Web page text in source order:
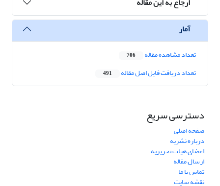
آمار
تعداد مشاهده مقاله 706
تعداد دریافت فایل اصل مقاله 491
دسترسی سریع
صفحه اصلی
درباره نشریه
اعضای هیات تحریریه
ارسال مقاله
تماس با ما
نقشه سایت